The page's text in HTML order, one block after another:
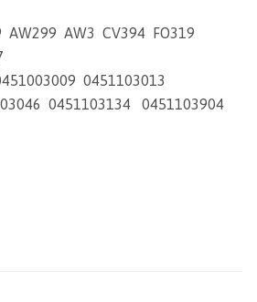
AW299 AW3 CV394 FO319
0451103013
0451103134 0451103904